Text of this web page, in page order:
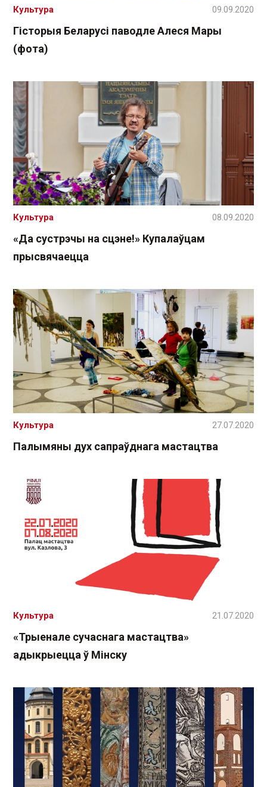
Гісторыя Беларусі паводле Алеся Мары
(фота)
Культура 09.09.2020
«Да сустрэчы на сцэне!» Купалаўцам
прысвячаецца
Культура 08.09.2020
Палымяны дух сапраўднага мастацтва
Культура 27.07.2020
«Трыенале сучаснага мастацтва»
адыкрыецца ў Мінску
Культура 21.07.2020